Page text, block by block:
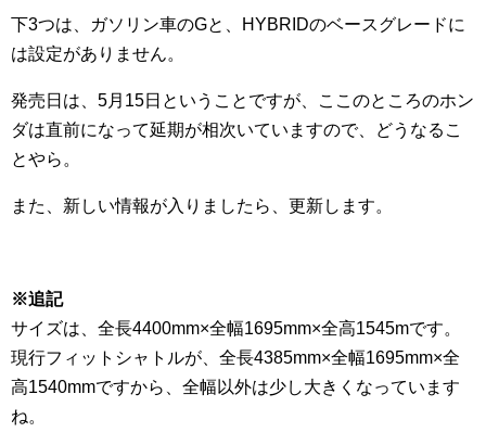
下3つは、ガソリン車のGと、HYBRIDのベースグレードに
は設定がありません。
発売日は、5月15日ということですが、ここのところのホン
ダは直前になって延期が相次いていますので、どうなるこ
とやら。
また、新しい情報が入りましたら、更新します。
※追記
サイズは、全長4400mm×全幅1695mm×全高1545mです。
現行フィットシャトルが、全長4385mm×全幅1695mm×全
高1540mmですから、全幅以外は少し大きくなっています
ね。